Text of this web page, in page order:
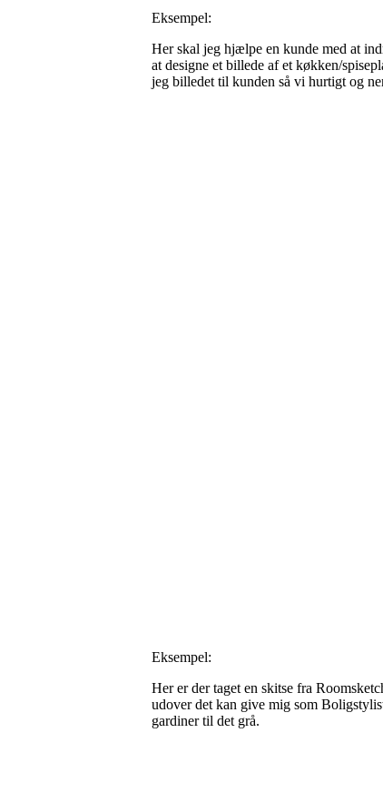
Eksempel:
Her skal jeg hjælpe en kunde med at
at designe et billede af et køkken/
jeg billedet til kunden så vi hurtigt og
Eksempel:
Her er der taget en skitse fra
udover det kan give mig som
gardiner til det grå.